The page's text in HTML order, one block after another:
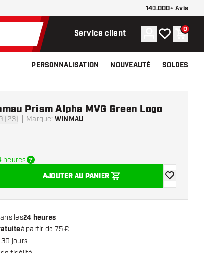
140.000+ Avis
Service client Compte
Ma liste de
Panier
0
PERSONNALISATION NOUVEAUTÉ SOLDES
(23) Marque: WINMAU
Prism Alpha MVG Green Logo
heures
la quantité
AJOUTER AU PANIER
ajouter à la
les24 heures
à partir de 75 €.
30 jours